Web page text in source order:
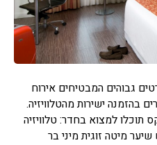
גבוהים המבטיחים אירוח
בהזמנה ישירות מהטלוויזיה.
תוכלו למצוא בחדר: טלוויזיה
מיטה זוגית מיני בר